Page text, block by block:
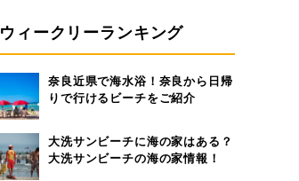
ウィークリーランキング
奈良近県で海水浴！奈良から日帰
りで行けるビーチをご紹介
大洗サンビーチに海の家はある？
大洗サンビーチの海の家情報！